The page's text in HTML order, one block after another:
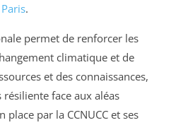
.
permet de renforcer les
climatique et de
et des connaissances,
face aux aléas
par la CCNUCC et ses